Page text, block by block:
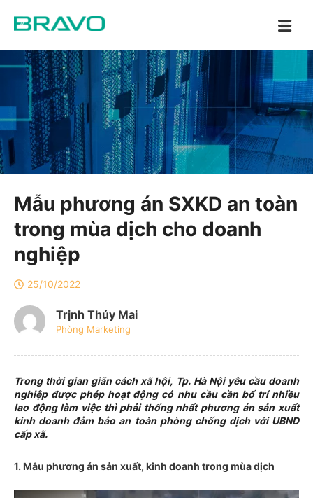
Mẫu phương án SXKD an toàn
trong mùa dịch cho doanh
nghiệp
25/10/2022
Trịnh Thúy Mai
Phòng Marketing
Trong thời gian giãn cách xã hội, Tp. Hà Nội yêu cầu doanh
nghiệp được phép hoạt động có nhu cầu cần bố trí nhiều
lao động làm việc thì phải thống nhất phương án sản xuất
kinh doanh đảm bảo an toàn phòng chống dịch với UBND
cấp xã.
1. Mẫu phương án sản xuất, kinh doanh trong mùa dịch